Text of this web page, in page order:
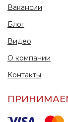
Вакансии
Блог
Видео
О компании
Контакты